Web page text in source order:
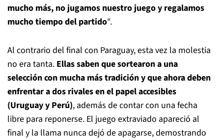
mucho más, no jugamos nuestro juego y regalamos
mucho tiempo del partido".
Al contrario del final con Paraguay, esta vez la molestia
no era tanta. Ellas saben que sortearon a una
selección con mucha más tradición y que ahora deben
enfrentar a dos rivales en el papel accesibles
(Uruguay y Perú), además de contar con una fecha
libre para reponerse. El juego extraviado apareció al
final y la llama nunca dejó de apagarse, demostrando